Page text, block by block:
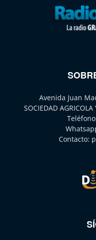
Avenida Juan
SOCIEDAD
Contacto: